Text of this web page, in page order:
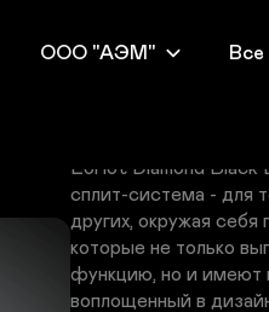
ООО "АЭМ" Все
до 25
Loriot Diamond Black
сплит-система - для
других, окружая
которые не только
функцию, но и имеют
воплощенный в